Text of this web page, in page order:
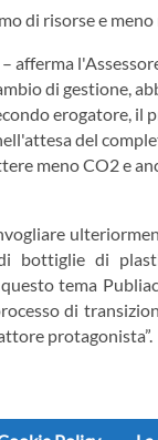
di risorse e meno
di gestione,
erogatore, il
del
meno CO2 e
bottiglie di
tema
di
protagonista”.